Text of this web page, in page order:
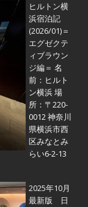
ヒルトン横
浜宿泊記
(2026/01)＝
エグゼクテ
ィブラウン
ジ編＝ 名
前：ヒルト
ン横浜 場
所：〒220-
0012 神奈川
県横浜市西
区みなとみ
らい6-2-13
2025年10月
最新版 日